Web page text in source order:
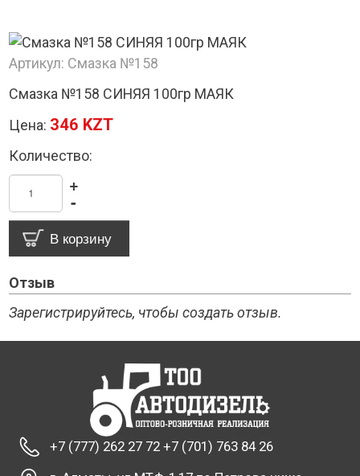
Артикул: Смазка №158
Смазка №158 СИНЯЯ 100гр МАЯК
Цена: 346 KZT
Количество:
-
+
Отзыв
Зарегистрируйтесь, чтобы создать отзыв.
+7 (777) 262 27 72 +7 (701) 763 84 26